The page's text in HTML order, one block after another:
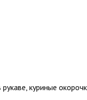
куриные